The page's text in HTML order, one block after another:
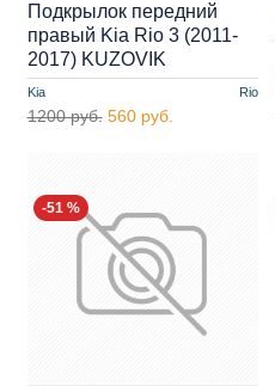
Kia Rio
Подкрылок передний
правый Kia Rio 3 (2011-
2017) KUZOVIK
1200 руб. 560 руб.
-51 %